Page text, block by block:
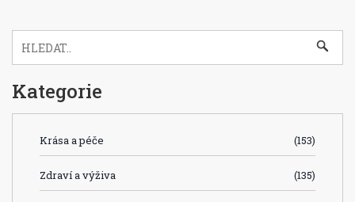
Kategorie
Krása a péče (153)
Zdraví a výživa (135)